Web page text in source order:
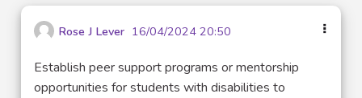
Rose J Lever 16/04/2024 20:50
Establish peer support programs or mentorship
opportunities for students with disabilities to